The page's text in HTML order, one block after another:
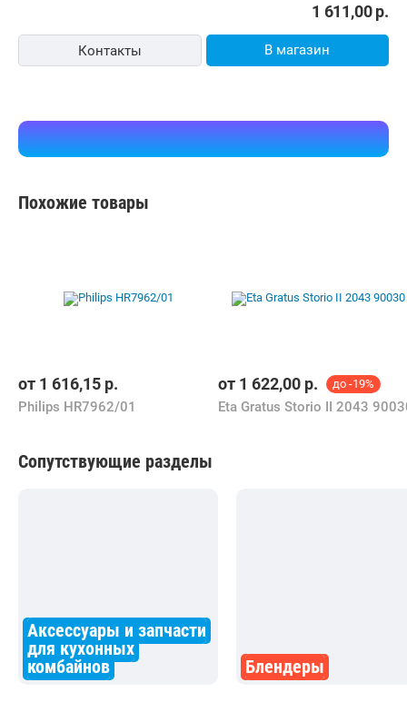
1 611,00р.
Контакты В магазин
Похожие товары
от 1 616,15 р.
Philips HR7962/01
от 1 622,00 р. до -19%
Eta Gratus Storio II 2043
Сопутствующие разделы
Аксессуары и запчасти
для кухонных
комбайнов
Блендеры